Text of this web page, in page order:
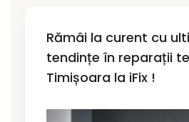
Rămâi la curent cu
tendințe în reparații
Timișoara la iFix !